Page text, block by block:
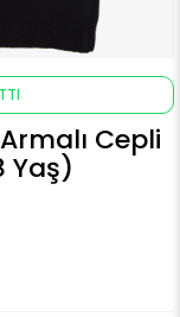
Cepli
Yaş)